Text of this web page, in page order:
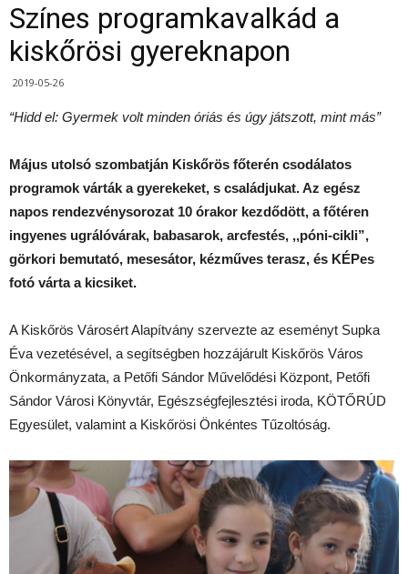
Színes programkavalkád a
kiskőrösi gyereknapon
2019-05-26
“Hidd el: Gyermek volt minden óriás és úgy játszott, mint más”
Május utolsó szombatján Kiskőrös főterén csodálatos
programok várták a gyerekeket, s családjukat. Az egész
napos rendezvénysorozat 10 órakor kezdődött, a főtéren
ingyenes ugrálóvárak, babasarok, arcfestés, ,,póni-cikli”,
görkori bemutató, mesesátor, kézműves terasz, és KÉPes
fotó várta a kicsiket.
A Kiskőrös Városért Alapítvány szervezte az eseményt Supka
Éva vezetésével, a segítségben hozzájárult Kiskőrös Város
Önkormányzata, a Petőfi Sándor Művelődési Központ, Petőfi
Sándor Városi Könyvtár, Egészségfejlesztési iroda, KÖTŐRÚD
Egyesület, valamint a Kiskőrösi Önkéntes Tűzoltóság.